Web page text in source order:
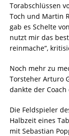
Torabschlüssen
Toch und Martin
gab es Schelte
nutzt mir das
reinmache“,
Noch mehr zu
Torsteher Arturo
dankte der
Die Feldspieler
Halbzeit eines
mit Sebastian